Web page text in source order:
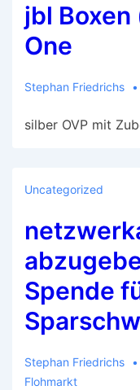
jbl Boxen
One
Stephan Friedrichs
silber OVP mit
Uncategorized
Spende
Stephan Friedrichs
Flohmarkt